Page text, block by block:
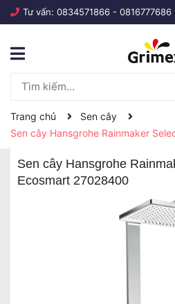
Tư vấn: 0834571866 - 0816777686
Trang chủ
Sen cây
Sen cây Hansgrohe Rainmaker
Sen cây Hansgrohe
Ecosmart 27028400